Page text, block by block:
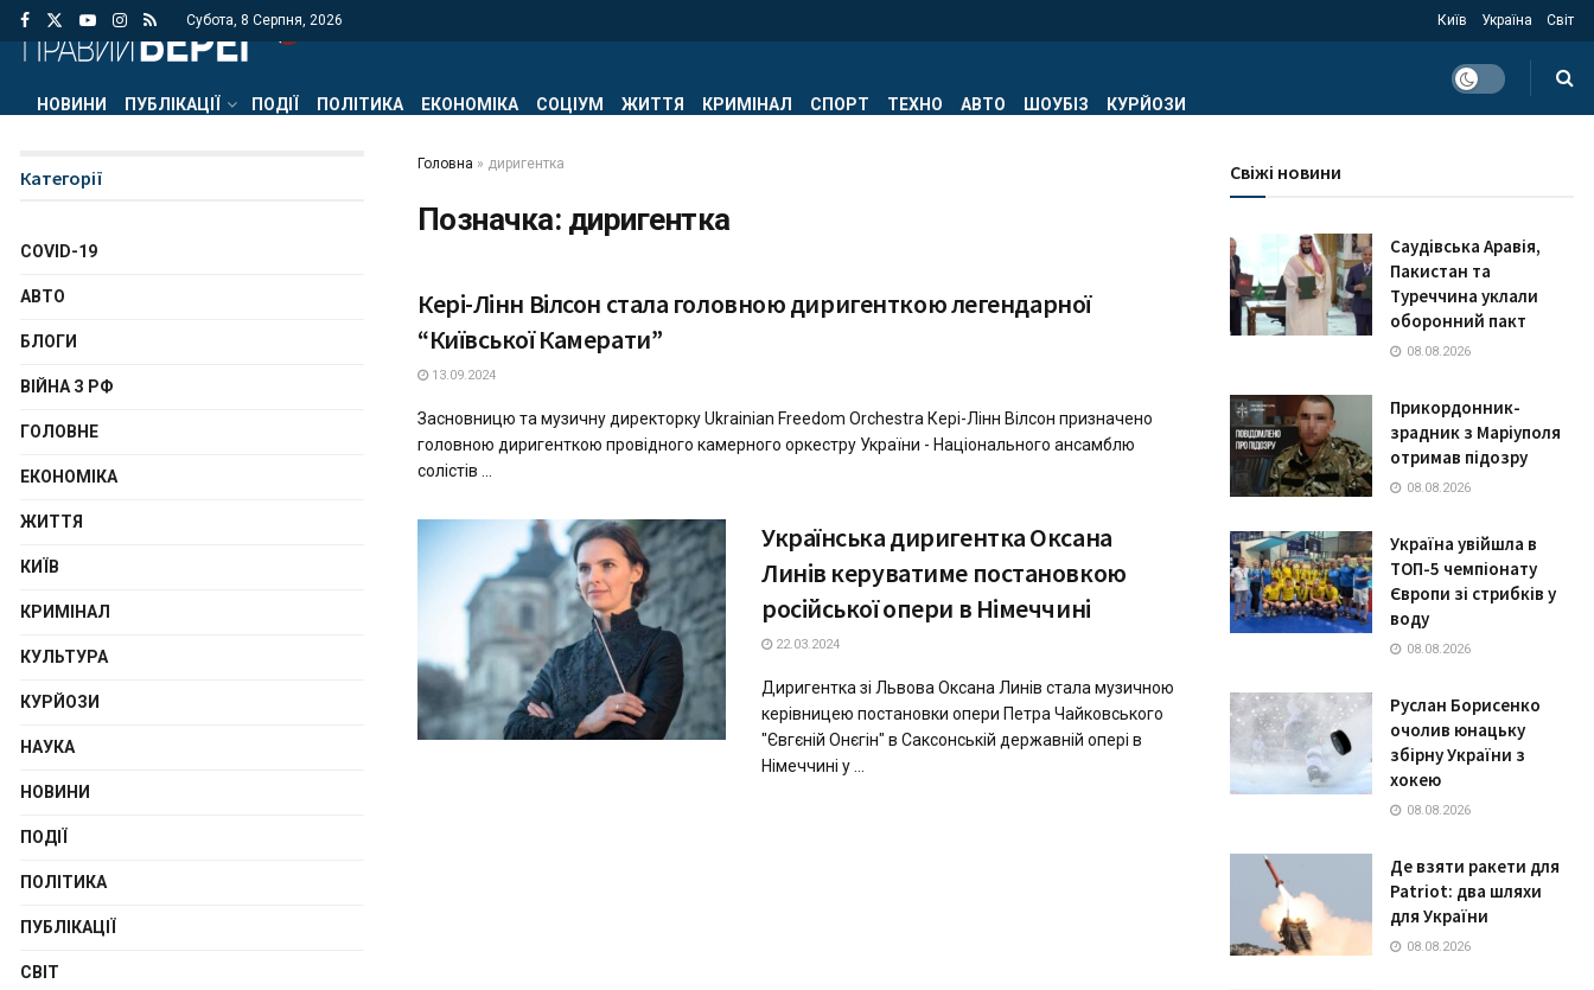
Субота, 8 Серпня, 2026 Київ Україна Світ
НОВИНИ ПУБЛІКАЦІЇ ПОДІЇ ПОЛІТИКА ЕКОНОМІКА СОЦІУМ ЖИТТЯ КРИМІНАЛ СПОРТ ТЕХНО АВТО ШОУБІЗ КУРЙОЗИ
Головна » диригентка
Позначка: диригентка
Кері-Лінн Вілсон стала головною диригенткою легендарної
“Київської Камерати”
13.09.2024
Засновницю та музичну директорку Ukrainian Freedom Orchestra Кері-Лінн Вілсон призначено
головною диригенткою провідного камерного оркестру України - Національного ансамблю
солістів ...
Українська диригентка Оксана
Линів керуватиме постановкою
російської опери в Німеччині
22.03.2024
Диригентка зі Львова Оксана Линів стала музичною
керівницею постановки опери Петра Чайковського
"Євгєній Онєгін" в Саксонській державній опері в
Німеччині у ...
Категорії
COVID-19
АВТО
БЛОГИ
ВІЙНА З РФ
ГОЛОВНЕ
ЕКОНОМІКА
ЖИТТЯ
КИЇВ
КРИМІНАЛ
КУЛЬТУРА
КУРЙОЗИ
НАУКА
НОВИНИ
ПОДІЇ
ПОЛІТИКА
ПУБЛІКАЦІЇ
СВІТ
Свіжі новини
Саудівська Аравія,
Пакистан та
Туреччина уклали
оборонний пакт
08.08.2026
Прикордонник-
зрадник з Маріуполя
отримав підозру
08.08.2026
Україна увійшла в
ТОП-5 чемпіонату
Європи зі стрибків у
воду
08.08.2026
Руслан Борисенко
очолив юнацьку
збірну України з
хокею
08.08.2026
Де взяти ракети для
Patriot: два шляхи
для України
08.08.2026